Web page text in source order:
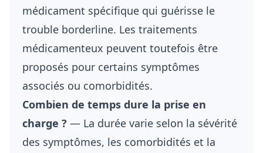
médicament spécifique qui guérisse le
trouble borderline. Les traitements
médicamenteux peuvent toutefois être
proposés pour certains symptômes
associés ou comorbidités.
Combien de temps dure la prise en
charge ? — La durée varie selon la sévérité
des symptômes, les comorbidités et la